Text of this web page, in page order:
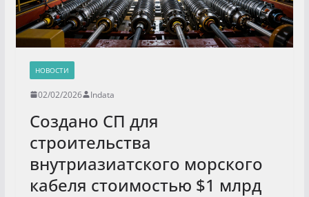
НОВОСТИ
02/02/2026 Indata
Создано СП для
строительства
внутриазиатского морского
кабеля стоимостью $1 млрд